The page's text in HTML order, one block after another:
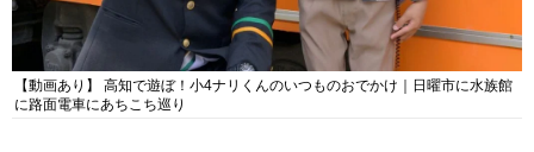
【動画あり】 高知で遊ぼ！小4ナリくんのいつものおでかけ｜日曜市に水族館
に路面電車にあちこち巡り